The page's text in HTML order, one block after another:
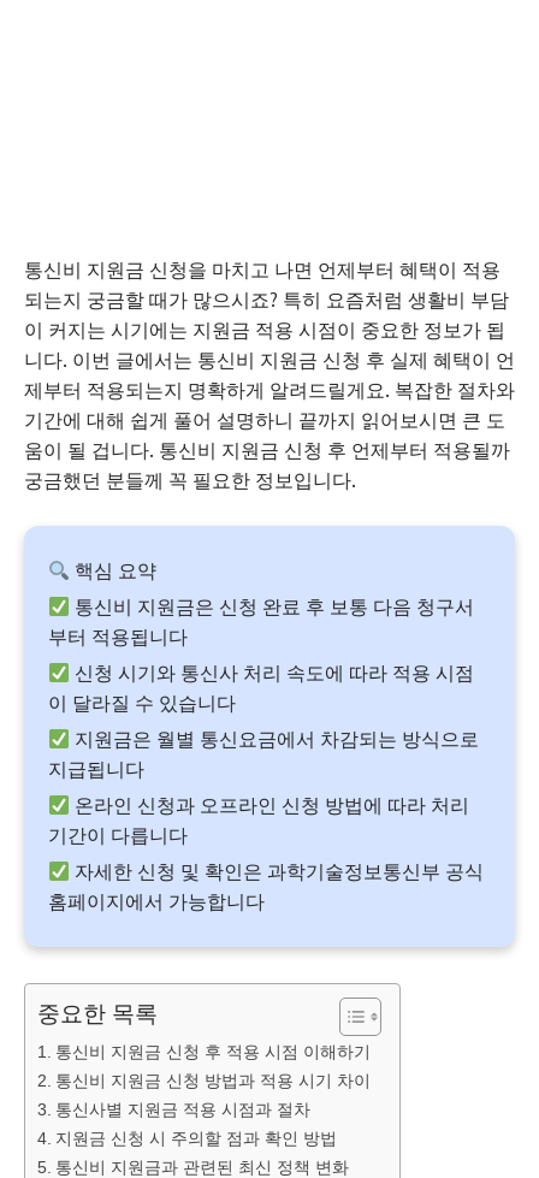
통신비 지원금 신청을 마치고 나면 언제부터 혜택이 적용
되는지 궁금할 때가 많으시죠? 특히 요즘처럼 생활비 부담
이 커지는 시기에는 지원금 적용 시점이 중요한 정보가 됩
니다. 이번 글에서는 통신비 지원금 신청 후 실제 혜택이 언
제부터 적용되는지 명확하게 알려드릴게요. 복잡한 절차와
기간에 대해 쉽게 풀어 설명하니 끝까지 읽어보시면 큰 도
움이 될 겁니다. 통신비 지원금 신청 후 언제부터 적용될까
궁금했던 분들께 꼭 필요한 정보입니다.
핵심 요약
통신비 지원금은 신청 완료 후 보통 다음 청구서
부터 적용됩니다
신청 시기와 통신사 처리 속도에 따라 적용 시점
이 달라질 수 있습니다
지원금은 월별 통신요금에서 차감되는 방식으로
지급됩니다
온라인 신청과 오프라인 신청 방법에 따라 처리
기간이 다릅니다
자세한 신청 및 확인은 과학기술정보통신부 공식
홈페이지에서 가능합니다
중요한 목록
통신비 지원금 신청 후 적용 시점 이해하기
통신비 지원금 신청 방법과 적용 시기 차이
통신사별 지원금 적용 시점과 절차
지원금 신청 시 주의할 점과 확인 방법
통신비 지원금과 관련된 최신 정책 변화